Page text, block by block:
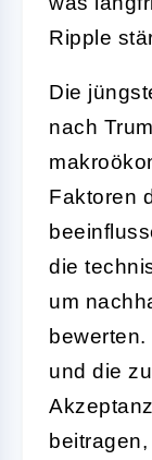
Ripple
Die
nach
Faktoren
die
um
und die